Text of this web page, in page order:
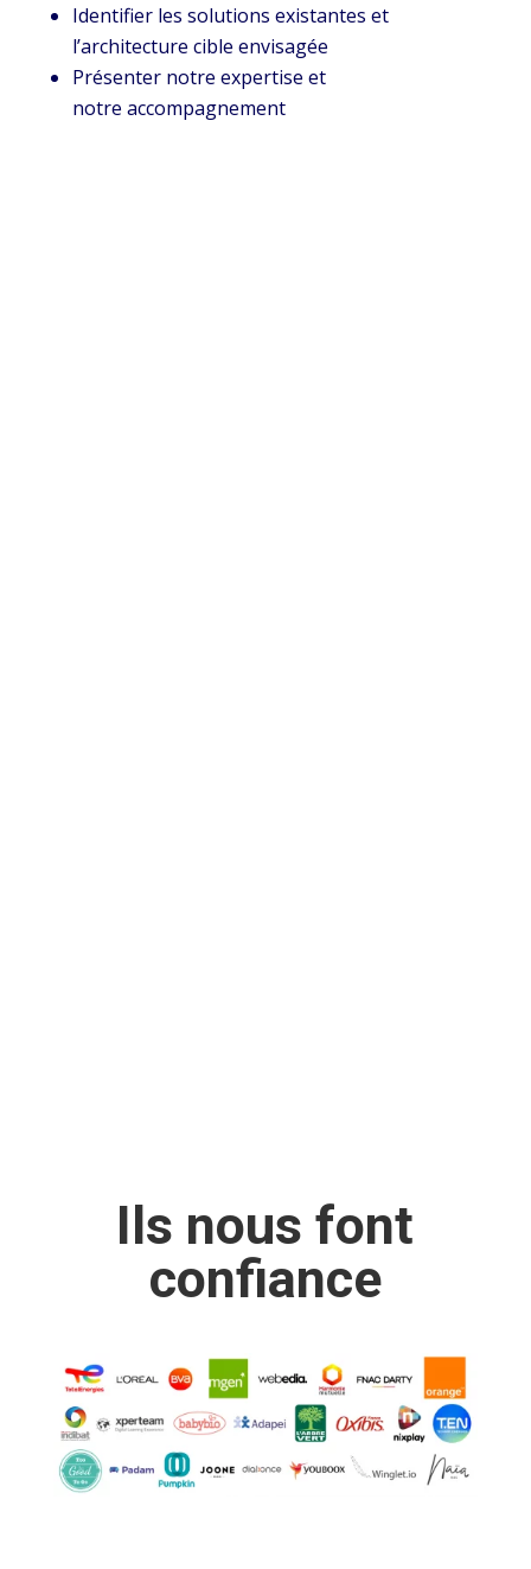
Identifier les solutions existantes et
l’architecture cible envisagée
Présenter notre expertise et
notre accompagnement
Ils nous font
confiance